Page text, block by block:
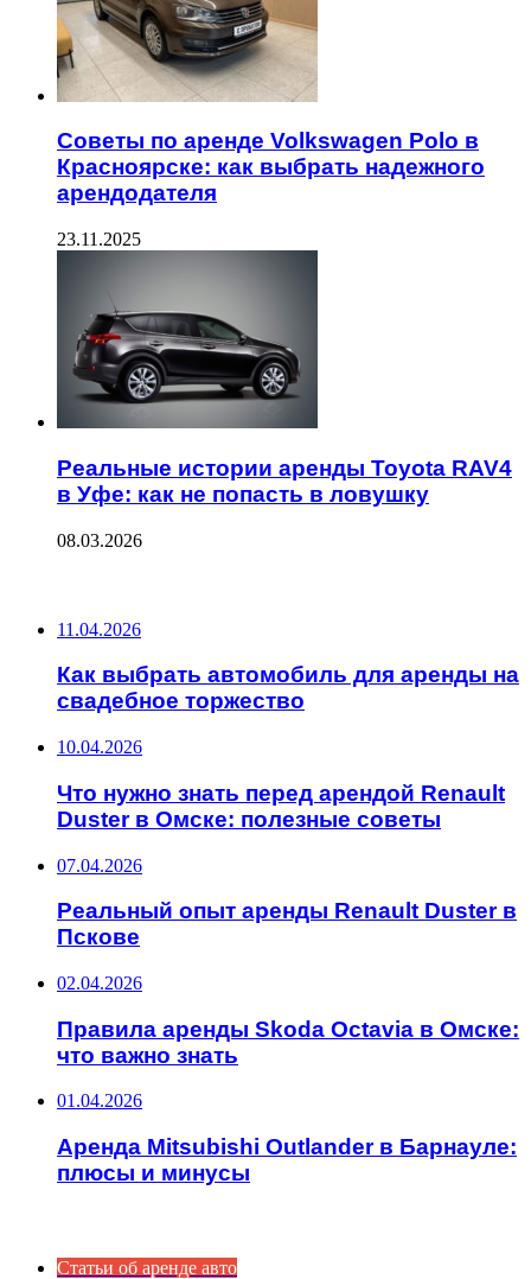
Советы по аренде Volkswagen Polo в
Красноярске: как выбрать надежного
арендодателя
23.11.2025
Реальные истории аренды Toyota RAV4
в Уфе: как не попасть в ловушку
08.03.2026
11.04.2026
Как выбрать автомобиль для аренды на
свадебное торжество
10.04.2026
Что нужно знать перед арендой Renault
Duster в Омске: полезные советы
07.04.2026
Реальный опыт аренды Renault Duster в
Пскове
02.04.2026
Правила аренды Skoda Octavia в Омске:
что важно знать
01.04.2026
Аренда Mitsubishi Outlander в Барнауле:
плюсы и минусы
Статьи об аренде авто